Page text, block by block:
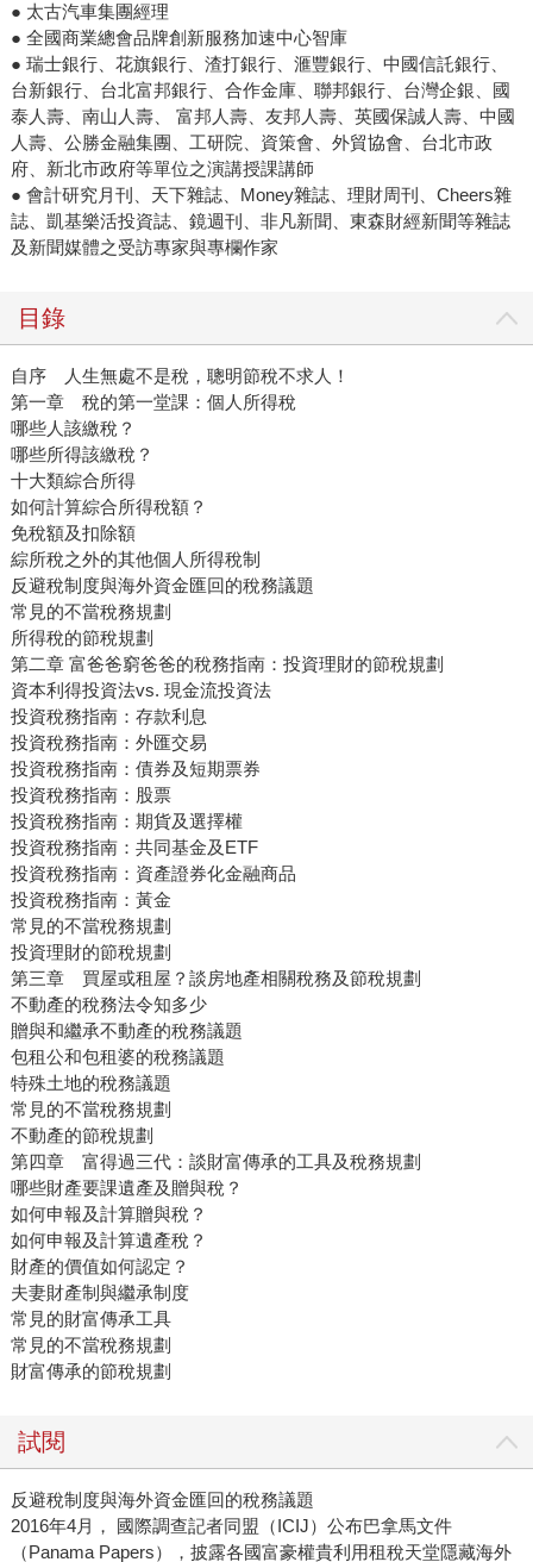
● 太古汽車集團經理
● 全國商業總會品牌創新服務加速中心智庫
● 瑞士銀行、花旗銀行、渣打銀行、滙豐銀行、中國信託銀行、
台新銀行、台北富邦銀行、合作金庫、聯邦銀行、台灣企銀、國
泰人壽、南山人壽、 富邦人壽、友邦人壽、英國保誠人壽、中國
人壽、公勝金融集團、工研院、資策會、外貿協會、台北市政
府、新北市政府等單位之演講授課講師
● 會計研究月刊、天下雜誌、Money雜誌、理財周刊、Cheers雜
誌、凱基樂活投資誌、鏡週刊、非凡新聞、東森財經新聞等雜誌
及新聞媒體之受訪專家與專欄作家
目錄
自序 人生無處不是稅，聰明節稅不求人！
第一章 稅的第一堂課：個人所得稅
哪些人該繳稅？
哪些所得該繳稅？
十大類綜合所得
如何計算綜合所得稅額？
免稅額及扣除額
綜所稅之外的其他個人所得稅制
反避稅制度與海外資金匯回的稅務議題
常見的不當稅務規劃
所得稅的節稅規劃
第二章 富爸爸窮爸爸的稅務指南：投資理財的節稅規劃
資本利得投資法vs. 現金流投資法
投資稅務指南：存款利息
投資稅務指南：外匯交易
投資稅務指南：債券及短期票券
投資稅務指南：股票
投資稅務指南：期貨及選擇權
投資稅務指南：共同基金及ETF
投資稅務指南：資產證券化金融商品
投資稅務指南：黃金
常見的不當稅務規劃
投資理財的節稅規劃
第三章 買屋或租屋？談房地產相關稅務及節稅規劃
不動產的稅務法令知多少
贈與和繼承不動產的稅務議題
包租公和包租婆的稅務議題
特殊土地的稅務議題
常見的不當稅務規劃
不動產的節稅規劃
第四章 富得過三代：談財富傳承的工具及稅務規劃
哪些財產要課遺產及贈與稅？
如何申報及計算贈與稅？
如何申報及計算遺產稅？
財產的價值如何認定？
夫妻財產制與繼承制度
常見的財富傳承工具
常見的不當稅務規劃
財富傳承的節稅規劃
試閱
反避稅制度與海外資金匯回的稅務議題
2016年4月， 國際調查記者同盟（ICIJ）公布巴拿馬文件
（Panama Papers），披露各國富豪權貴利用租稅天堂隱藏海外